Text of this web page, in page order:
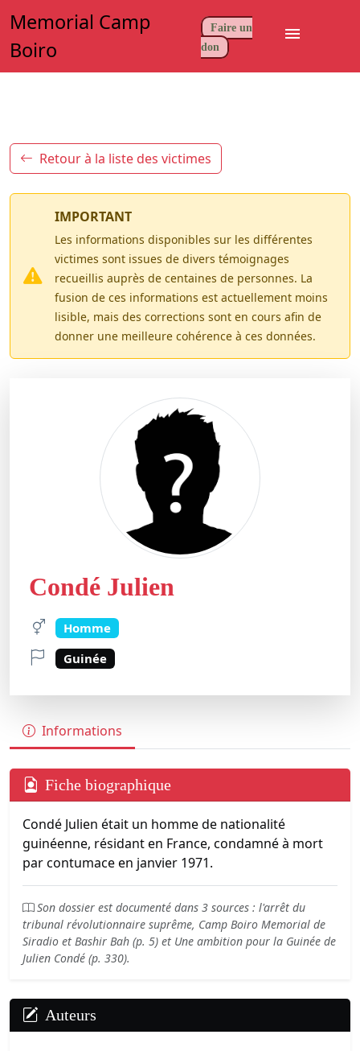
Memorial Camp
Boiro
Faire un
don
menu
Retour à la liste des victimes
IMPORTANT
Les informations disponibles sur les différentes
victimes sont issues de divers témoignages
recueillis auprès de centaines de personnes. La
fusion de ces informations est actuellement moins
lisible, mais des corrections sont en cours afin de
donner une meilleure cohérence à ces données.
Condé Julien
Homme
Guinée
Informations
Fiche biographique
Condé Julien était un homme de nationalité
guinéenne, résidant en France, condamné à mort
par contumace en janvier 1971.
Son dossier est documenté dans 3 sources : l'arrêt du
tribunal révolutionnaire suprême, Camp Boiro Memorial de
Siradio et Bashir Bah (p. 5) et Une ambition pour la Guinée de
Julien Condé (p. 330).
Auteurs